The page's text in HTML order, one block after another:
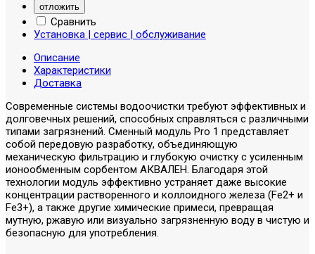
отложить
Сравнить
Установка | сервис | обслуживание
Описание
Характеристики
Доставка
Современные системы водоочистки требуют эффективных и
долговечных решений, способных справляться с различными
типами загрязнений. Сменный модуль Pro 1 представляет
собой передовую разработку, объединяющую
механическую фильтрацию и глубокую очистку с усиленным
ионообменным сорбентом АКВАЛЕН. Благодаря этой
технологии модуль эффективно устраняет даже высокие
концентрации растворенного и коллоидного железа (Fe2+ и
Fe3+), а также другие химические примеси, превращая
мутную, ржавую или визуально загрязненную воду в чистую и
безопасную для употребления.